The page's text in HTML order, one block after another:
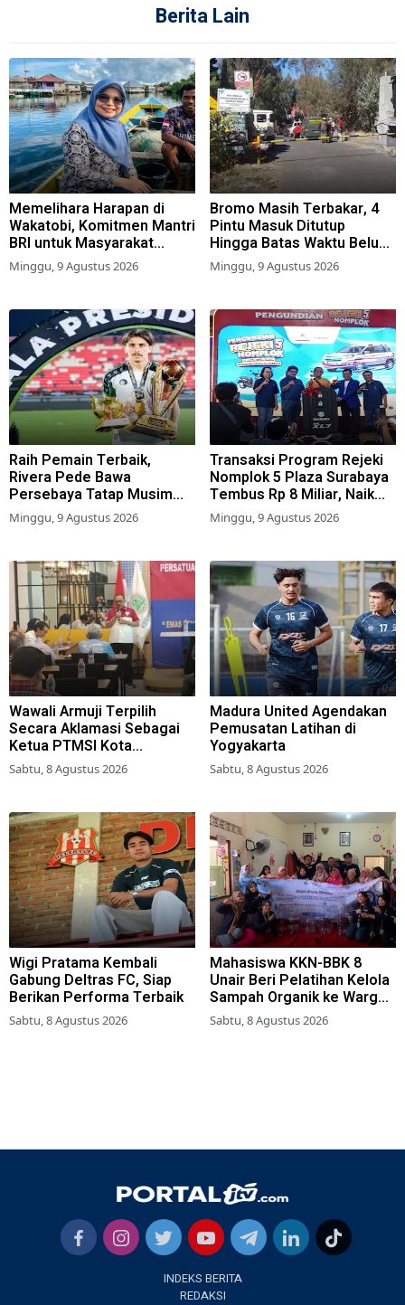
Berita Lain
Memelihara Harapan di
Wakatobi, Komitmen Mantri
BRI untuk Masyarakat
Bahari
Minggu, 9 Agustus 2026
Bromo Masih Terbakar, 4
Pintu Masuk Ditutup
Hingga Batas Waktu Belum
Ditentukan
Minggu, 9 Agustus 2026
Raih Pemain Terbaik,
Rivera Pede Bawa
Persebaya Tatap Musim
2026-2027
Minggu, 9 Agustus 2026
Transaksi Program Rejeki
Nomplok 5 Plaza Surabaya
Tembus Rp 8 Miliar, Naik
57,2 Persen dari Tahun Lalu
Minggu, 9 Agustus 2026
Wawali Armuji Terpilih
Secara Aklamasi Sebagai
Ketua PTMSI Kota
Surabaya
Sabtu, 8 Agustus 2026
Madura United Agendakan
Pemusatan Latihan di
Yogyakarta
Sabtu, 8 Agustus 2026
Wigi Pratama Kembali
Gabung Deltras FC, Siap
Berikan Performa Terbaik
Sabtu, 8 Agustus 2026
Mahasiswa KKN-BBK 8
Unair Beri Pelatihan Kelola
Sampah Organik ke Warga
Simokerto Surabaya
Sabtu, 8 Agustus 2026
INDEKS BERITA
REDAKSI